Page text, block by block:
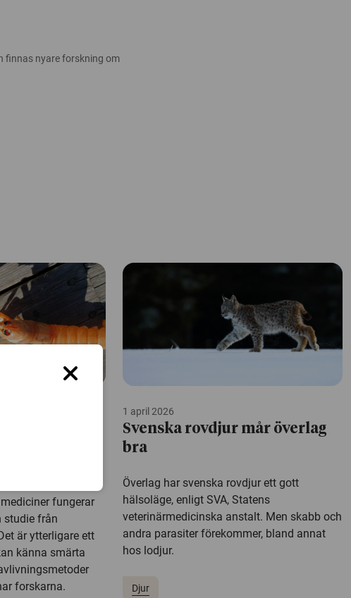
finnas nyare forskning om
fungerar
studie från
är ytterligare ett
känna smärta
forskarna.
1 april 2026
Svenska rovdjur mår överlag
bra
Överlag har svenska rovdjur ett gott
hälsoläge, enligt SVA, Statens
veterinärmedicinska anstalt. Men skabb och
andra parasiter förekommer, bland annat
hos lodjur.
Djur